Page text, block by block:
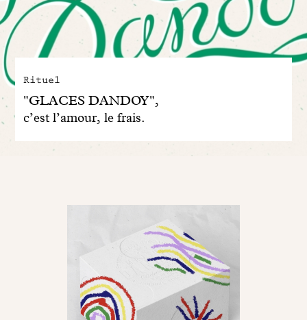
Rituel
"GLACES DANDOY",
c’est l’amour, le frais.